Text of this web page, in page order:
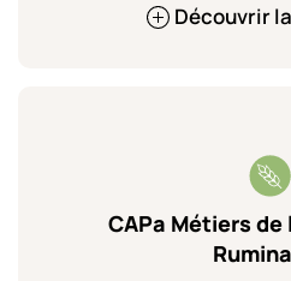
Découvrir
CAPa Métiers de